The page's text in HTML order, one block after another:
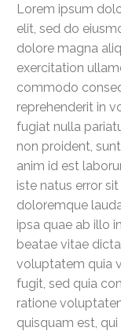
Lorem ipsum
elit, sed do
dolore magna
exercitation
commodo
reprehenderit in
fugiat nulla
non proident,
anim id est
iste natus error
doloremque
ipsa quae ab illo
beatae vitae
voluptatem quia
fugit, sed quia
ratione
quisquam est,